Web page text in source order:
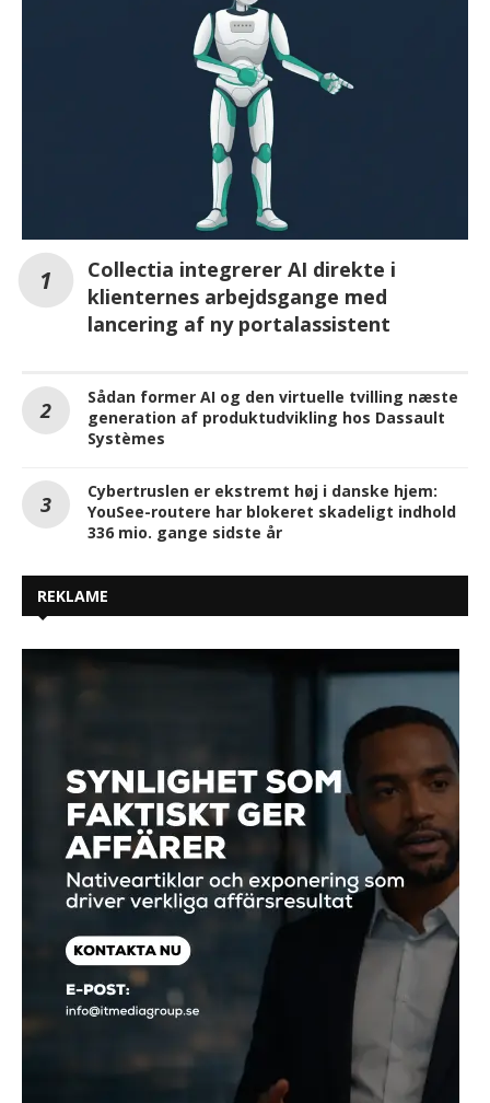
Collectia integrerer AI direkte i
klienternes arbejdsgange med
lancering af ny portalassistent
Sådan former AI og den virtuelle tvilling næste
generation af produktudvikling hos Dassault
Systèmes
Cybertruslen er ekstremt høj i danske hjem:
YouSee-routere har blokeret skadeligt indhold
336 mio. gange sidste år
REKLAME